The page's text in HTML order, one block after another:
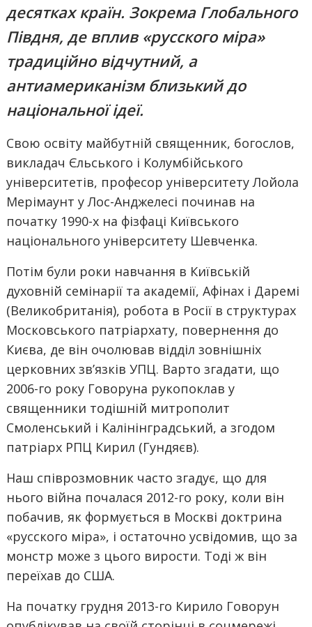
десятках країн. Зокрема Глобального
Півдня, де вплив «русского міра»
традиційно відчутний, а
антиамериканізм близький до
національної ідеї.
Свою освіту майбутній священник, богослов,
викладач Єльського і Колумбійського
університетів, професор університету Лойола
Мерімаунт у Лос-Анджелесі починав на
початку 1990-х на фізфаці Київського
національного університету Шевченка.
Потім були роки навчання в Київській
духовній семінарії та академії, Афінах і Даремі
(Великобританія), робота в Росії в структурах
Московського патріархату, повернення до
Києва, де він очолював відділ зовнішніх
церковних зв’язків УПЦ. Варто згадати, що
2006-го року Говоруна рукопоклав у
священники тодішній митрополит
Смоленський і Калінінградський, а згодом
патріарх РПЦ Кирил (Гундяєв).
Наш співрозмовник часто згадує, що для
нього війна почалася 2012-го року, коли він
побачив, як формується в Москві доктрина
«русского міра», і остаточно усвідомив, що за
монстр може з цього вирости. Тоді ж він
переїхав до США.
На початку грудня 2013-го Кирило Говорун